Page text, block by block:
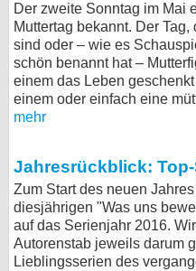
Der zweite Sonntag im Mai
Muttertag bekannt. Der
sind oder – wie es
schön benannt hat –
einem das Leben
einem oder einfach eine
mehr
Jahresrückblick: Top-
Zum Start des neuen
diesjährigen "Was uns
auf das Serienjahr 2016.
Autorenstab jeweils darum
Lieblingsserien des